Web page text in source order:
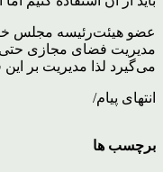
عضو هیئت‌رئیسه مجلس
مدیریت فضای مجازی
می‌گیرد لذا مدیریت بر
انتهای پیام/
برچسب ها